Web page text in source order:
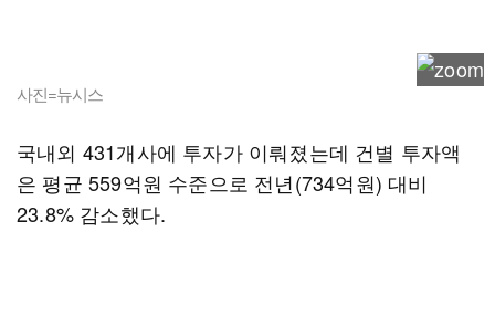
사진=뉴시스
국내외 431개사에 투자가 이뤄졌는데 건별 투자액
은 평균 559억원 수준으로 전년(734억원) 대비
23.8% 감소했다.